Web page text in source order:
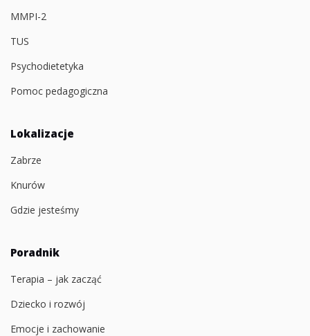
MMPI-2
TUS
Psychodietetyka
Pomoc pedagogiczna
Lokalizacje
Zabrze
Knurów
Gdzie jesteśmy
Poradnik
Terapia – jak zacząć
Dziecko i rozwój
Emocje i zachowanie